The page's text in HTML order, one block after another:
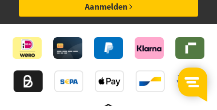
Aanmelden